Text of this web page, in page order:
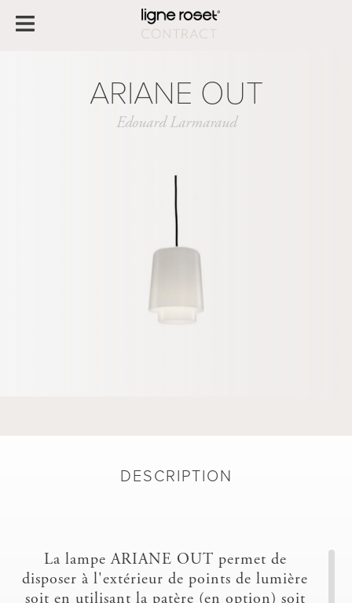
ARIANE OUT
Edouard Larmaraud
DESCRIPTION
La lampe ARIANE OUT permet de
disposer à l'extérieur de points de lumière
soit en utilisant la patère (en option) soit